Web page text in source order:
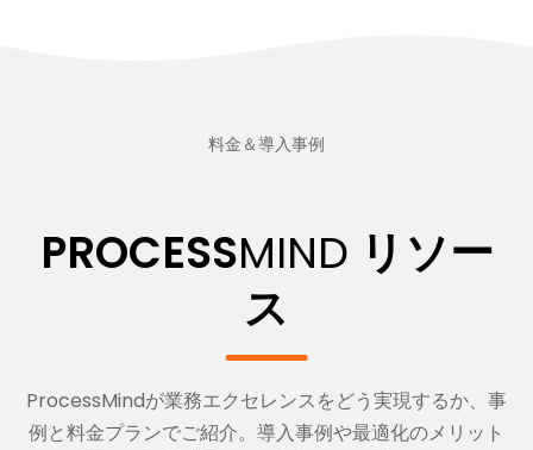
料金＆導入事例
PROCESSMIND リソー
ス
ProcessMindが業務エクセレンスをどう実現するか、事
例と料金プランでご紹介。導入事例や最適化のメリット